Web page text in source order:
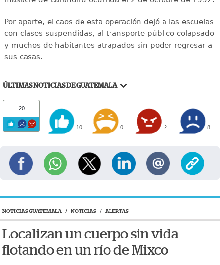
Por aparte, el caos de esta operación dejó a las escuelas
con clases suspendidas, al transporte público colapsado
y muchos de habitantes atrapados sin poder regresar a
sus casas.
ÚLTIMAS NOTICIAS DE GUATEMALA
20
10 0 2 8
NOTICIAS GUATEMALA / NOTICIAS / ALERTAS
Localizan un cuerpo sin vida
flotando en un río de Mixco